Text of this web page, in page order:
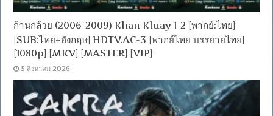
ก้านกล้วย (2006-2009) Khan Kluay 1-2 [พากย์:ไทย]
[SUB:ไทย+อังกฤษ] HDTV.AC-3 [พากย์ไทย บรรยายไทย]
[1080p] [MKV] [MASTER] [VIP]
5 สิงหาคม 2026